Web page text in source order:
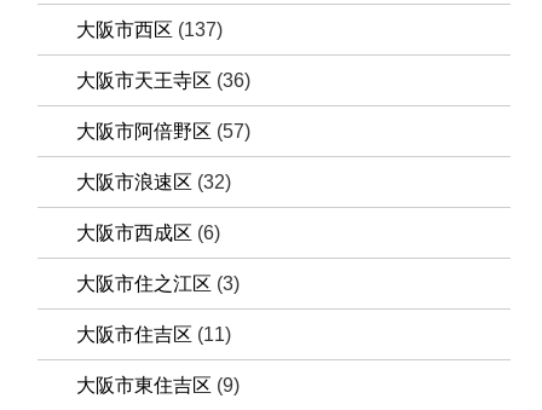
大阪市西区 (137)
大阪市天王寺区 (36)
大阪市阿倍野区 (57)
大阪市浪速区 (32)
大阪市西成区 (6)
大阪市住之江区 (3)
大阪市住吉区 (11)
大阪市東住吉区 (9)